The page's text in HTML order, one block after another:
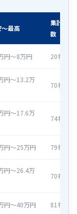
〜最高
集計社
数
円〜8万円 20社
円〜13.2万
70社
円〜17.6万
74社
円〜25万円 79社
円〜26.4万
70社
円〜40万円 81社